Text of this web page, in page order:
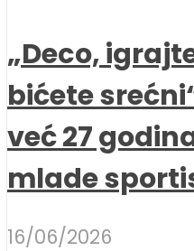
„Deco,
bićete
već 27
mlade
16/06/2026